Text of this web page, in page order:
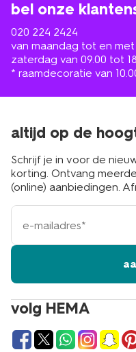
bel onze
020 224 2424
van maandag tot en met
zaterdag van 09.00 tot
* raamdecoratie van
volg HEMA
altijd op de
Schrijf je in voor de
korting. Ontvang
(online) aanbiedingen.
e-
mailadres